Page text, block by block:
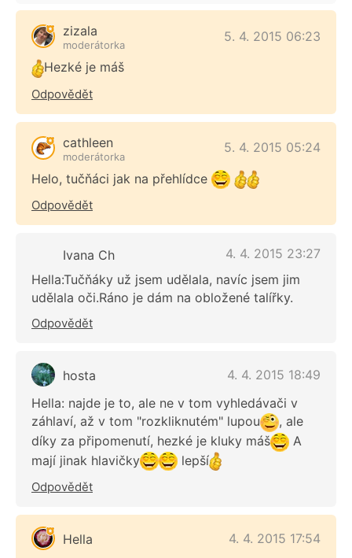
zizala
moderátorka
5. 4. 2015 06:23
Hezké je máš
Odpovědět
cathleen
moderátorka
5. 4. 2015 05:24
Helo, tučňáci jak na přehlídce
Odpovědět
Ivana Ch
4. 4. 2015 23:27
Hella:Tučňáky už jsem udělala, navíc jsem jim
udělala oči.Ráno je dám na obložené talířky.
Odpovědět
hosta
4. 4. 2015 18:49
Hella: najde je to, ale ne v tom vyhledávači v
záhlaví, až v tom "rozkliknutém" lupou
, ale
díky za připomenutí, hezké je kluky máš
A
mají jinak hlavičky
lepší
Odpovědět
Hella
4. 4. 2015 17:54